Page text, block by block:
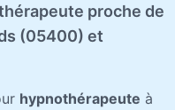
proche de
(05400) et
hypnothérapeute à